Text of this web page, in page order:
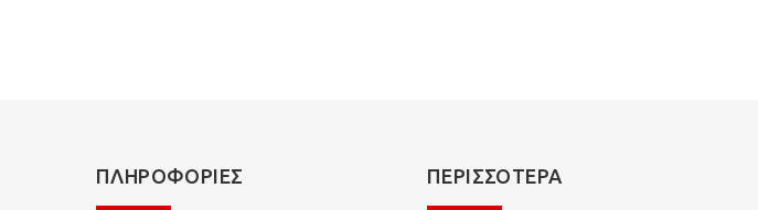
ΠΛΗΡΟΦΟΡΊΕΣ ΠΕΡΙΣΣΌΤΕΡΑ